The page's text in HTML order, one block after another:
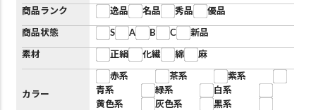
商品ランク 逸品 名品 秀品 優品
商品状態 S A B C 新品
素材 正絹 化繊 綿 麻
カラー
赤系 茶系
紫系
青系
緑系
白系
黄色系
灰色系
黒系